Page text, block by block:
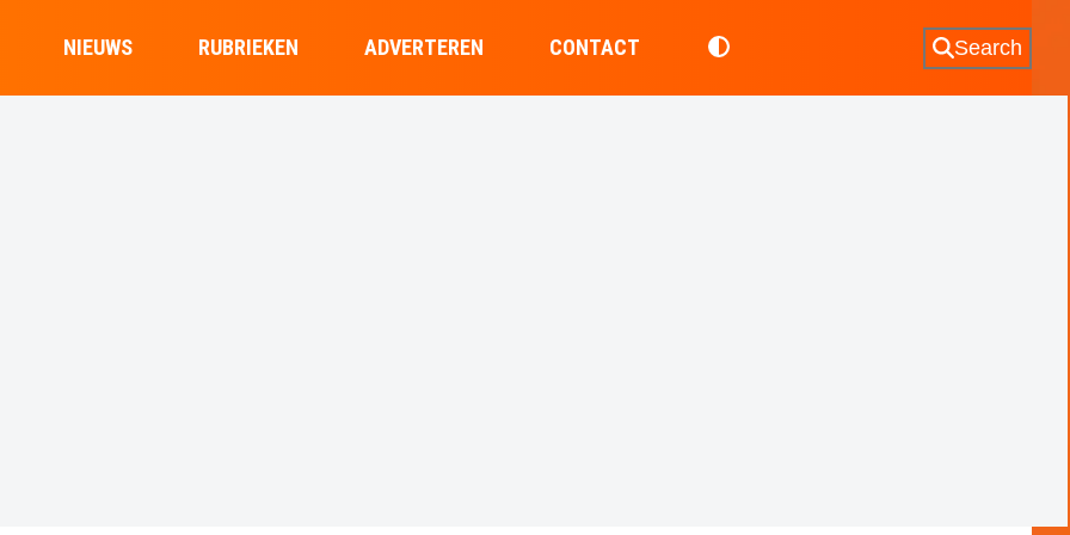
NIEUWS RUBRIEKEN ADVERTEREN CONTACT Search